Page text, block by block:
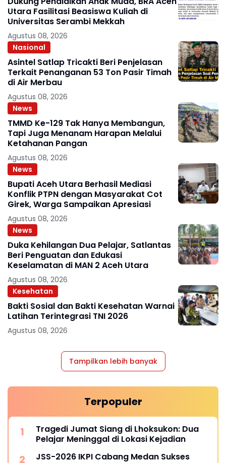
Utara Fasilitasi Beasiswa Kuliah di
Universitas Serambi Mekkah
Agustus 08, 2026
Nasional
Asintel Satlap Tricakti Beri Penjelasan
Terkait Penanganan 53 Ton Pasir Timah
di Air Merbau
Agustus 08, 2026
News
TMMD Ke-129 Tak Hanya Membangun,
Tapi Juga Menanam Harapan Melalui
Ketahanan Pangan
Agustus 08, 2026
News
Bupati Aceh Utara Berhasil Mediasi
Konflik PTPN dengan Masyarakat Cot
Girek, Warga Sampaikan Apresiasi
Agustus 08, 2026
News
Duka Kehilangan Dua Pelajar, Satlantas
Beri Penguatan dan Edukasi
Keselamatan di MAN 2 Aceh Utara
Agustus 08, 2026
Kesehatan
Bakti Sosial dan Bakti Kesehatan Warnai
Latihan Terintegrasi TNI 2026
Agustus 08, 2026
Tampilkan lebih banyak
Terpopuler
Tragedi Jumat Siang di Lhoksukon: Dua
Pelajar Meninggal di Lokasi Kejadian
JSS-2026 IKPI Cabang Medan Sukses